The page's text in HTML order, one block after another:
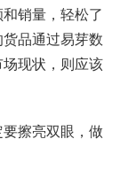
销量，轻松了
品通过易芽数
现状，则应该
擦亮双眼，做